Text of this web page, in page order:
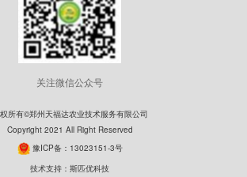
关注微信公众号
所有©郑州天福达农业技术服务有限公司
Copyright 2021 All Right Reserved
豫ICP备：13023151-3号
技术支持： 斯匹优科技